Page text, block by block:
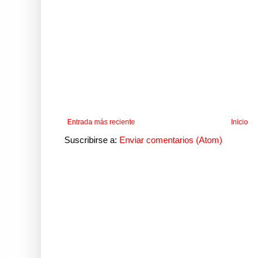
Entrada más reciente Inicio
Suscribirse a: Enviar comentarios (Atom)